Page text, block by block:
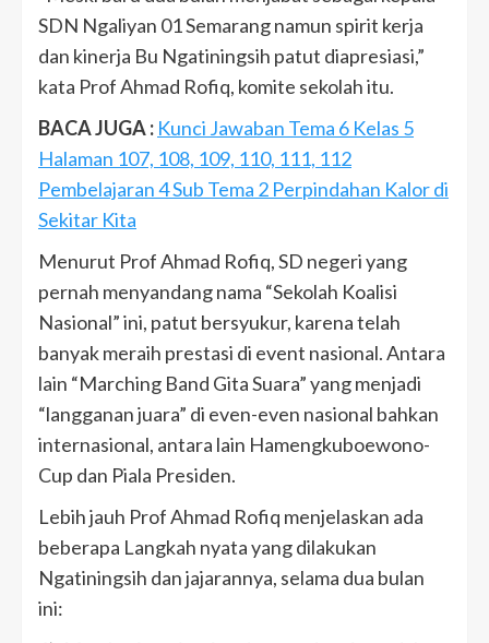
SDN Ngaliyan 01 Semarang namun spirit kerja
dan kinerja Bu Ngatiningsih patut diapresiasi,”
kata Prof Ahmad Rofiq, komite sekolah itu.
BACA JUGA : Kunci Jawaban Tema 6 Kelas 5
Halaman 107, 108, 109, 110, 111, 112
Pembelajaran 4 Sub Tema 2 Perpindahan Kalor di
Sekitar Kita
Menurut Prof Ahmad Rofiq, SD negeri yang
pernah menyandang nama “Sekolah Koalisi
Nasional” ini, patut bersyukur, karena telah
banyak meraih prestasi di event nasional. Antara
lain “Marching Band Gita Suara” yang menjadi
“langganan juara” di even-even nasional bahkan
internasional, antara lain Hamengkuboewono-
Cup dan Piala Presiden.
Lebih jauh Prof Ahmad Rofiq menjelaskan ada
beberapa Langkah nyata yang dilakukan
Ngatiningsih dan jajarannya, selama dua bulan
ini: